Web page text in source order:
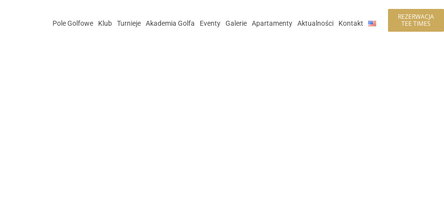
Pole Golfowe Klub Turnieje Akademia Golfa Eventy Galerie Apartamenty Aktualności Kontakt
REZERWACJA
TEE TIMES